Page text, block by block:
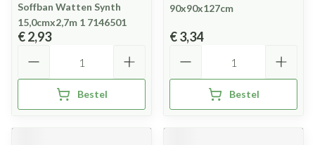
Soffban Watten Synth
15,0cmx2,7m 1 7146501
€ 2,93
Bestel
90x90x127cm
€ 3,34
Bestel